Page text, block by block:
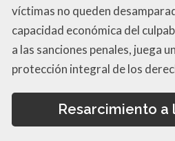
víctimas no queden
capacidad económica del
a las sanciones penales, juega
protección integral de los
Resarcimiento a